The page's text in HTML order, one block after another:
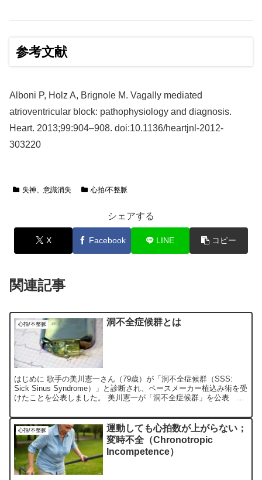
参考文献
Alboni P, Holz A, Brignole M. Vagally mediated
atrioventricular block: pathophysiology and diagnosis.
Heart. 2013;99:904–908. doi:10.1136/heartjnl-2012-
303220
失神、意識消失 心拍/不整脈
シェアする
X Facebook LINE コピー
関連記事
心拍/不整脈 洞不全症候群とは
はじめに 歌手の美川憲一さん（79歳）が「洞不全症候群（SSS:
Sick Sinus Syndrome）」と診断され、ペースメーカー植込み術を受
けたことを公表しました。 美川憲一が「洞不全症候群」を公表 ペ
心拍/不整脈
運動しても心拍数が上がらない；
変時不全（Chronotropic
Incompetence）